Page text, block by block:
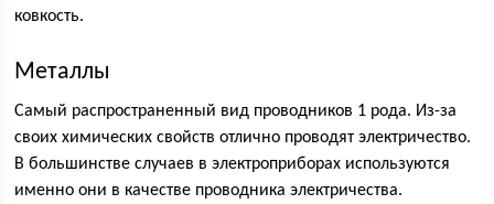
ковкость.
Металлы
Самый распространенный вид проводников 1 рода. Из-за
своих химических свойств отлично проводят электричество.
В большинстве случаев в электроприборах используются
именно они в качестве проводника электричества.